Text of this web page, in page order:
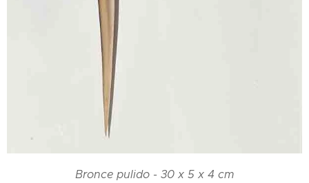
Bronce pulido - 30 x 5 x 4 cm